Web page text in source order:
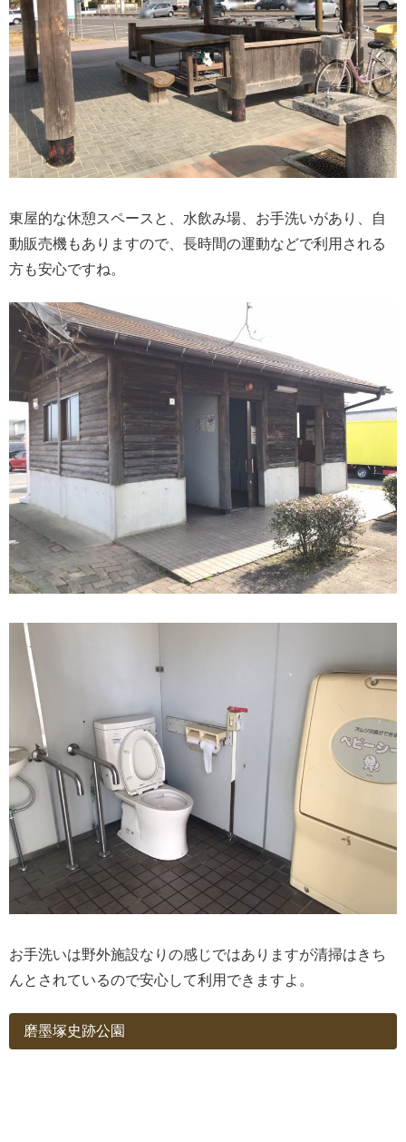
東屋的な休憩スペースと、水飲み場、お手洗いがあり、自
動販売機もありますので、長時間の運動などで利用される
方も安心ですね。
お手洗いは野外施設なりの感じではありますが清掃はきち
んとされているので安心して利用できますよ。
磨墨塚史跡公園